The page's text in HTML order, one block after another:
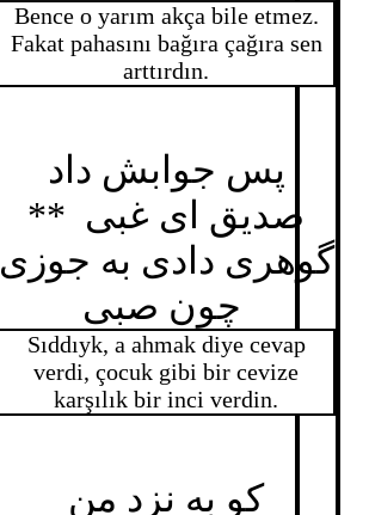
Bence o yarım akça bile etmez.
Fakat pahasını bağıra çağıra sen
arttırdın.
پس جوابش داد
صدیق ای غبی **
گوهری دادی به جوزی
Sıddıyk, a ahmak diye cevap
verdi, çocuk gibi bir cevize
karşılık bir inci verdin.
کو به نزد من